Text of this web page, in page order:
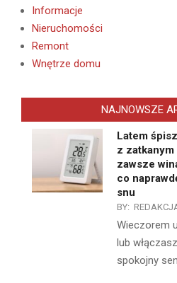
Informacje
Nieruchomości
Remont
Wnętrze domu
NAJNOWSZE
Latem
z zatkanym
zawsze
co
snu
BY:
Wieczorem
lub
spokojny